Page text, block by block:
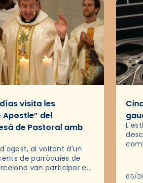
visita les
Apostle” del
de Pastoral amb
al voltant d'un
de parròquies de
van participar en
organitzades
05/